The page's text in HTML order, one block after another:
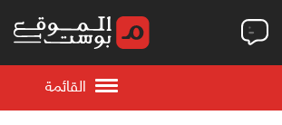
القائمة